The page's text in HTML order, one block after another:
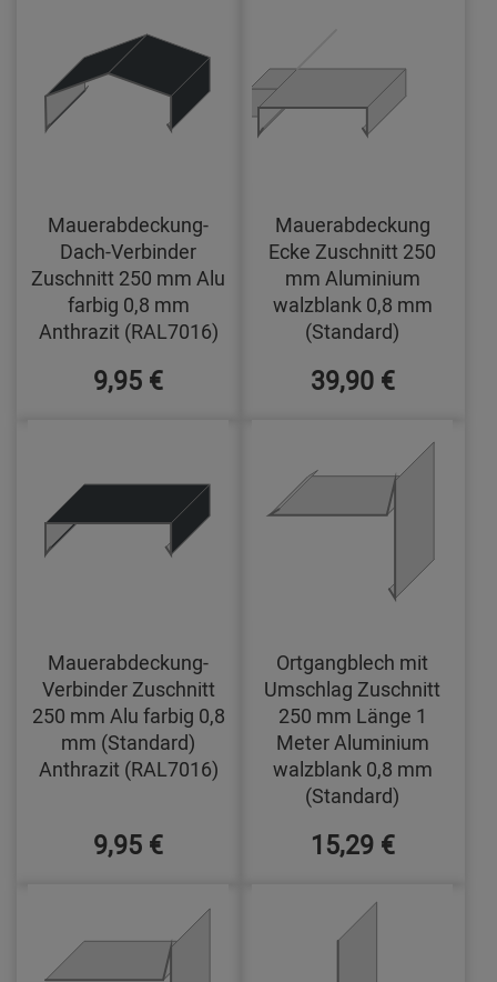
Mauerabdeckung-
Dach-Verbinder
Zuschnitt 250 mm Alu
farbig 0,8 mm
Anthrazit (RAL7016)
9,95 €
Mauerabdeckung
Ecke Zuschnitt 250
mm Aluminium
walzblank 0,8 mm
(Standard)
39,90 €
Mauerabdeckung-
Verbinder Zuschnitt
250 mm Alu farbig 0,8
mm (Standard)
Anthrazit (RAL7016)
9,95 €
Ortgangblech mit
Umschlag Zuschnitt
250 mm Länge 1
Meter Aluminium
walzblank 0,8 mm
(Standard)
15,29 €